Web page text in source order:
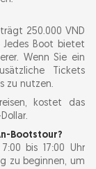
250.000 VND
Jedes Boot bietet
Wenn Sie ein
Tickets
zu nutzen.
kostet das
Bootstour?
bis 17:00 Uhr
zu beginnen, um